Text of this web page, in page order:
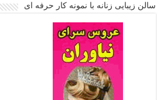
سالن زیبایی زنانه با نمونه کار حرفه ای